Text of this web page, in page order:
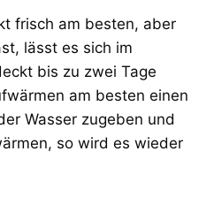
frisch am besten, aber
lässt es sich im
bis zu zwei Tage
am besten einen
Wasser zugeben und
so wird es wieder